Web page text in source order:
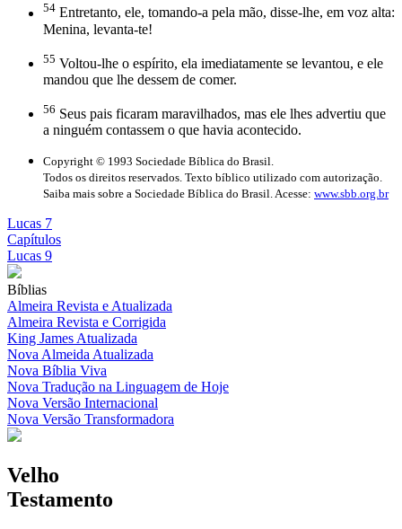
54 Entretanto, ele, tomando-a pela mão, disse-lhe, em voz alta:
Menina, levanta-te!
55 Voltou-lhe o espírito, ela imediatamente se levantou, e ele
mandou que lhe dessem de comer.
56 Seus pais ficaram maravilhados, mas ele lhes advertiu que
a ninguém contassem o que havia acontecido.
Copyright © 1993 Sociedade Bíblica do Brasil.
Todos os direitos reservados. Texto bíblico utilizado com autorização.
Saiba mais sobre a Sociedade Bíblica do Brasil. Acesse: www.sbb.org.br
Lucas 7
Capítulos
Lucas 9
Bíblias
Almeira Revista e Atualizada
Almeira Revista e Corrigida
King James Atualizada
Nova Almeida Atualizada
Nova Bíblia Viva
Nova Tradução na Linguagem de Hoje
Nova Versão Internacional
Nova Versão Transformadora
Velho
Testamento